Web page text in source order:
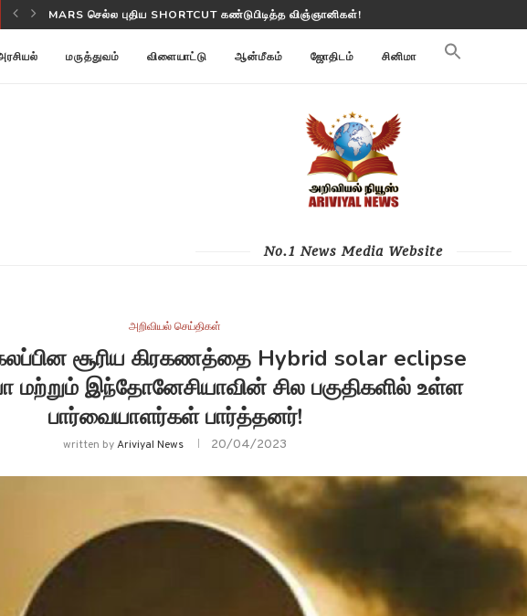
NASA-ISRO NISAR பூமி மாற்றங்களை கண்காணிக்கிறது
மருத்துவம் விளையாட்டு ஆன்மீகம் ஜோதிடம் சினிமா
No.1 News Media Website
அறிவியல் செய்திகள்
சூரிய கிரகணத்தை Hybrid solar eclipse
மற்றும் இந்தோனேசியாவின் சில பகுதிகளில் உள்ள
பார்வையாளர்கள் பார்த்தனர்!
written byAriviyal News 20/04/2023